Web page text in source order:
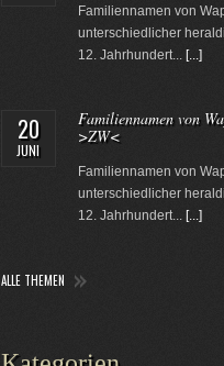
Familiennamen von
unterschiedlicher
12. Jahrhundert... [...]
20
JUNI
Familiennamen von
>ZW<
Familiennamen von
unterschiedlicher
12. Jahrhundert... [...]
ALLE THEMEN